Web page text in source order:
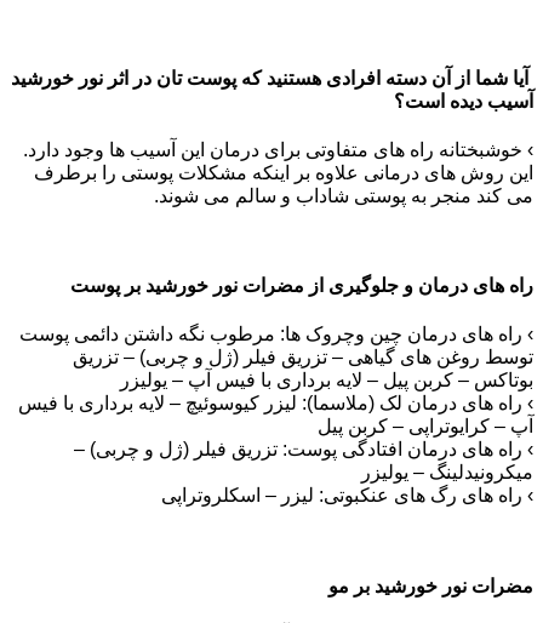
آیا شما از آن دسته افرادی هستنید که پوست تان در اثر نور خورشید
آسیب دیده است؟
› خوشبختانه راه‏ های متفاوتی برای درمان این آسیب‏ ها وجود دارد.
این روش‏ های درمانی علاوه بر اینکه مشکلات پوستی را برطرف
می‏ کند منجر به پوستی شاداب و سالم می ‏شوند.
راه های درمان و جلوگیری از مضرات نور خورشید بر پوست
› راه ‏های درمان چین‏ وچروک ‏ها: مرطوب نگه داشتن دائمی پوست
توسط روغن‏ های گیاهی – تزریق فیلر (ژل و چربی) – تزریق
بوتاکس – کربن‏ پیل – لایه برداری با فیس آپ – یولیزر
› راه‏ های درمان لک (ملاسما): لیزر کیوسوئیچ – لایه برداری با فیس
آپ – کرایوتراپی – کربن‏ پیل
› راه ‏های درمان افتادگی پوست: تزریق فیلر (ژل و چربی) –
میکرونیدلینگ – یولیزر
› راه‏ های رگ‏ های عنکبوتی: لیزر – اسکلروتراپی
مضرات نور خورشید بر مو